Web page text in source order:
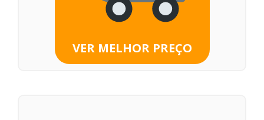
VER MELHOR PREÇO